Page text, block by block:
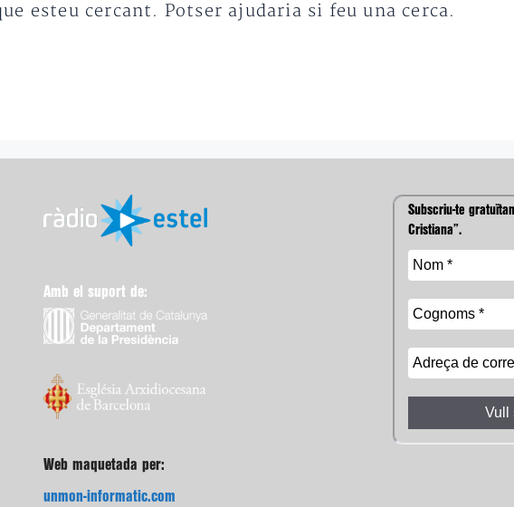
esteu cercant. Potser ajudaria si feu una cerca.
Amb el suport de:
Web maquetada per:
unmon-informatic.com
Subscriu-te
Cristiana”.